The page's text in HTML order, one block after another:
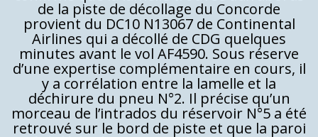
de la piste de décollage du Concorde
provient du DC10 N13067 de Continental
Airlines qui a décollé de CDG quelques
minutes avant le vol AF4590. Sous réserve
d’une expertise complémentaire en cours, il
y a corrélation entre la lamelle et la
déchirure du pneu N°2. Il précise qu’un
morceau de l’intrados du réservoir N°5 a été
retrouvé sur le bord de piste et que la paroi